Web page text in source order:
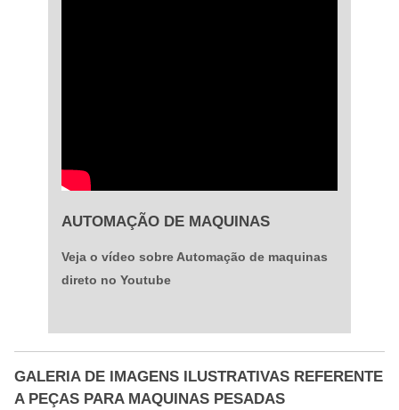
AUTOMAÇÃO DE MAQUINAS
Veja o vídeo sobre Automação de maquinas
direto no Youtube
GALERIA DE IMAGENS ILUSTRATIVAS REFERENTE
A PEÇAS PARA MAQUINAS PESADAS